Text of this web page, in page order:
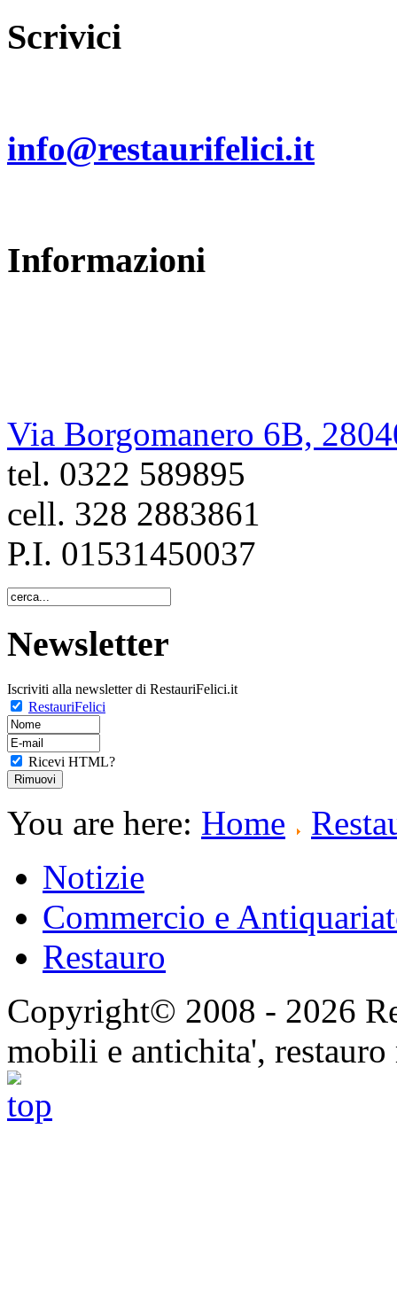
Scrivici
info@restaurifelici.it
Informazioni
Via Borgomanero 6B,
tel. 0322 589895
cell. 328 2883861
P.I. 01531450037
Newsletter
Iscriviti alla newsletter di RestauriFelici.it
RestauriFelici
Ricevi HTML?
You are here: Home
Notizie
Commercio e
Restauro
Copyright© 2008 - 2026
mobili e antichita',